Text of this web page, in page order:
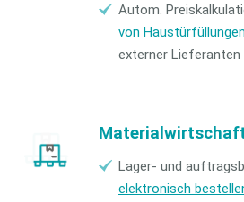
Autom.
von Haustürfüllungen
externer Lieferanten
Lager- und
elektronisch